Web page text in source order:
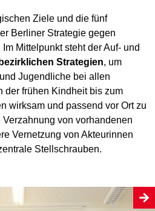
Ziele und die fünf
Berliner Strategie gegen
Mittelpunkt steht der Auf- und
Strategien, um
Jugendliche bei allen
der frühen Kindheit bis zum
wirksam und passend vor Ort zu
von vorhandenen
Vernetzung von Akteurinnen
Stellschrauben.